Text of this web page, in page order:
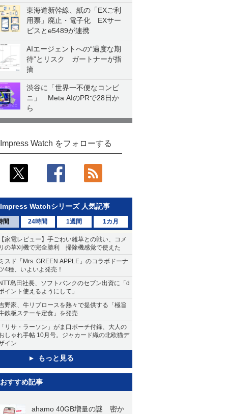
東海道新幹線、紙の「EXご利
用票」廃止・電子化 EXサー
ビスとe5489が連携
AIエージェントへの“過度な期
待”とリスク ガートナーが指
摘
渋谷に「世界一不便なコンビ
ニ」 Meta AIのPRで28日か
ら
Impress Watch をフォローする
Impress Watchシリーズ 人気記事
間 24時間 1週間 1カ月
家電レビュー】手ごわい雑草との戦い、コメ
の草刈機で完全勝利 掃除機感覚で使えた
スド「Mrs. GREEN APPLE」のコラボドーナ
4種、いよいよ発売！
島田社長、ソフトバンクのセブン出資に「d
イント使えるようにして」
野家、牛リブロースを熱々で提供する「極旨
鉄板ステーキ定食」を発売
リサ・ラーソン」がま口ポーチ付録、大人の
しゃれ手帖 10月号。ジャカード織の北欧猫デ
イン
もっと見る
おすすめ記事
ahamo 40GB増量の謎 密か